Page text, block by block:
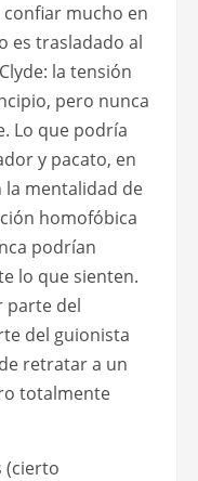
mucho en
es trasladado al
la tensión
pero nunca
Lo que podría
y pacato, en
la mentalidad de
homofóbica
podrían
lo que sienten.
parte del
del guionista
retratar a un
totalmente
(cierto